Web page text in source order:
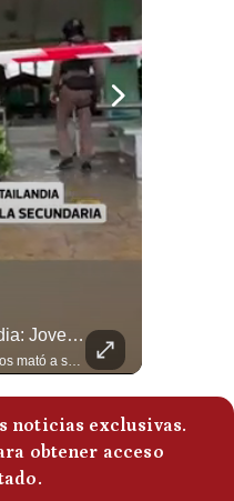
Tragedia En Tailandia: Joven De 14 Años Ataca A Su Familia Y Colegio | Gestión Mundo
Un adolescente de 14 años mató a sus abuelos y luego atacó su colegio de secundaria en Tailandia, dejando cinco fallecidos adicionales y más de 30 heridos antes de quitarse la vida. Según las autoridades y el primer ministro Anutin Charnvirakul, el hecho habría sido motivado por estrés académico extremo. El suceso reabre el debate sobre la alta posesión de armas de fuego en el país asiático. #Tailandia #Noticias #UltimaHora #NoticiasInternacionales #Shorts 👉 Suscríbete y activa la campana para no perderte nuestro análisis diario. 🌎 Síguenos en nuestras redes sociales: 📌 Web oficial: https://gestion.pe/mundo/ 📌 LinkedIn: http://bit.ly/3HYIET0 📌 X (Twitter): http://bit.ly/4noZtX9 📌 TikTok: http://bit.ly/4evB6TO